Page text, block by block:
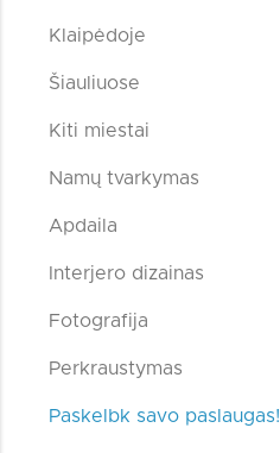
Klaipėdoje
Šiauliuose
Kiti miestai
Namų tvarkymas
Apdaila
Interjero dizainas
Fotografija
Perkraustymas
Paskelbk savo paslaugas!